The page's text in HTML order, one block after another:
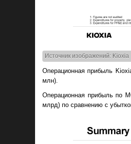
Источник изображений: Kioxia
Операционная прибыль
млн).
Операционная прибыль по
млрд) по сравнению с